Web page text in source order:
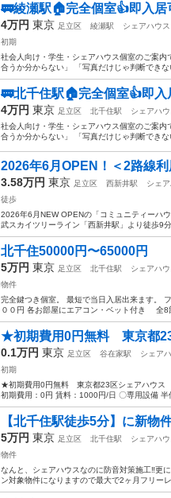
🚃綾瀬駅🏠完全個室👍即入居
4万円 東京 足立区 綾瀬駅
シェアハウス
初期
社会人向け・学生・シェアハウス個室のご案
合うか分からない」 「写真だけじゃ判断でき
🚃北千住駅🏠完全個室👍即入
4万円 東京 足立区 北千住駅
シェアハウ
社会人向け・学生・シェアハウス個室のご案
合うか分からない」 「写真だけじゃ判断でき
2026年6月OPEN！＜2路線
3.58万円 東京 足立区 西新井駅
シェ
徒歩
2026年6月NEW OPENの「コミュニティー
武スカイツリーライン「西新井駅」より徒歩9
北千住50000円〜65000円
5万円 東京 足立区 北千住駅
シェアハウ
物件
完全鍵つき個室。 最短で当日入居出来ます。
００円 各お部屋にエアコン・ベット付き 全8
★初期費用0円無料 東京都
0.1万円 東京 足立区 谷在家駅
シェア
初期
★初期費用0円無料 東京都23区シェアハウス
初期費用：0円 賃料：1000円/日 〇専用設備 半
【北千住駅徒歩5分】に新物
5万円 東京 足立区 北千住駅
シェアハウ
物件
なんと、シェアハウスなのに防音対策施工‼️更
ン対象物件になりますので最大で2ヶ月フリー